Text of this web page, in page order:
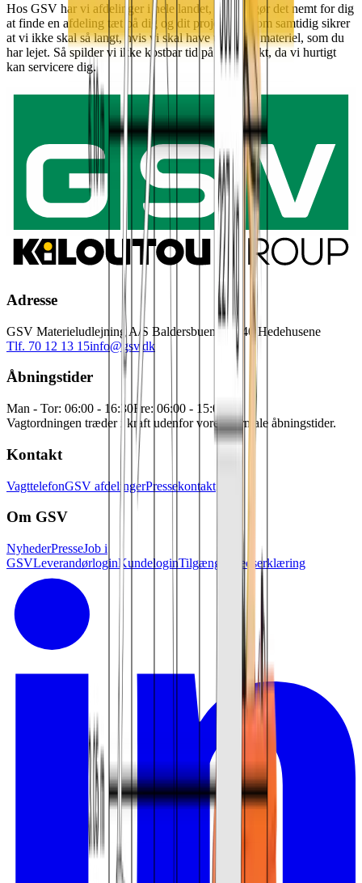
Hos GSV har vi afdelinger i hele landet, hvilket gør det nemt for dig
at finde en afdeling tæt på dig og dit projekt, og som samtidig sikrer
at vi ikke skal så langt, hvis vi skal have udskiftet materiel, som du
har lejet. Så spilder vi ikke kostbar tid på dit projekt, da vi hurtigt
kan servicere dig.
Adresse
GSV Materieludlejning A/S Baldersbuen 5 2640 Hedehusene
Tlf. 70 12 13 15info@gsv.dk
Åbningstider
Man - Tor: 06:00 - 16:30Fre: 06:00 - 15:00
Vagtordningen træder i kraft udenfor vores normale åbningstider.
Kontakt
VagttelefonGSV afdelingerPressekontakt
Om GSV
NyhederPresseJob i
GSVLeverandørloginKundeloginTilgænglighedserklæring